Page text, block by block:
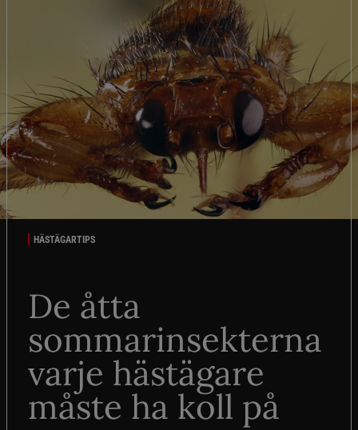
HÄSTÄGARTIPS
De åtta
sommarinsekterna
varje hästägare
måste ha koll på